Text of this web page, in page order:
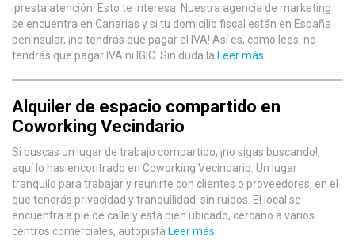
¡presta atención! Esto te interesa. Nuestra agencia de marketing
se encuentra en Canarias y si tu domicilio fiscal están en España
peninsular, ¡no tendrás que pagar el IVA! Así es, como lees, no
tendrás que pagar IVA ni IGIC. Sin duda la Leer más
Alquiler de espacio compartido en
Coworking Vecindario
Si buscas un lugar de trabajo compartido, ¡no sigas buscando!,
aquí lo has encontrado en Coworking Vecindario. Un lugar
tranquilo para trabajar y reunirte con clientes o proveedores, en el
que tendrás privacidad y tranquilidad, sin ruidos. El local se
encuentra a pie de calle y está bien ubicado, cercano a varios
centros comerciales, autopista Leer más